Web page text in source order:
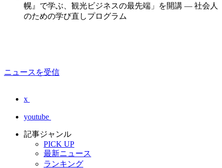
幌』で学ぶ、観光ビジネスの最先端」を開講 — 社会人
のための学び直しプログラム
ニュースを受信
x
youtube
記事ジャンル
PICK UP
最新ニュース
ランキング